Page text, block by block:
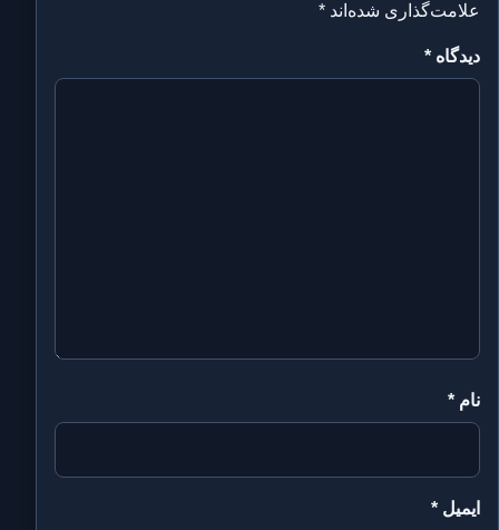
علامت‌گذاری شده‌اند *
دیدگاه *
نام *
ایمیل *